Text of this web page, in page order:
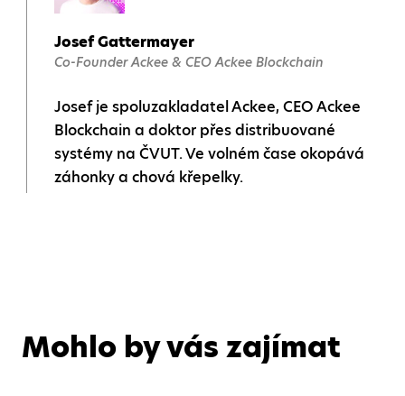
Josef Gattermayer
Co-Founder Ackee & CEO Ackee Blockchain
Josef je spoluzakladatel Ackee, CEO Ackee
Blockchain a doktor přes distribuované
systémy na ČVUT. Ve volném čase okopává
záhonky a chová křepelky.
Mohlo by vás zajímat